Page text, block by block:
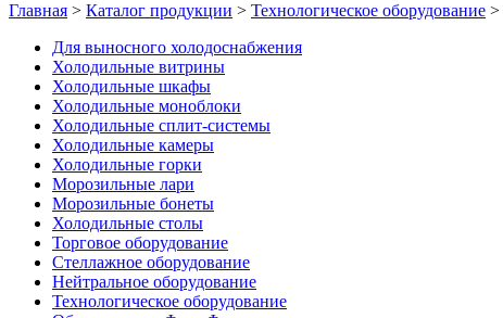
Главная > Каталог продукции > Технологическое оборудование >
Для выносного холодоснабжения
Холодильные витрины
Холодильные шкафы
Холодильные моноблоки
Холодильные сплит-системы
Холодильные камеры
Холодильные горки
Морозильные лари
Морозильные бонеты
Холодильные столы
Торговое оборудование
Стеллажное оборудование
Нейтральное оборудование
Технологическое оборудование